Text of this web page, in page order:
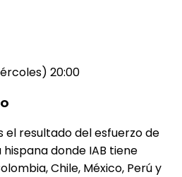
20:00
el resultado del esfuerzo de
donde IAB tiene
Chile, México, Perú y